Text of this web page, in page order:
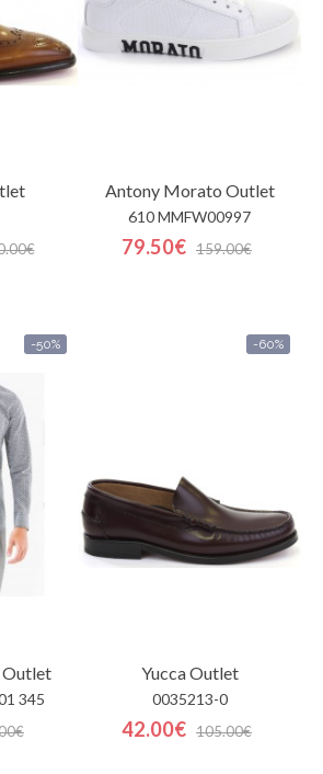
Antony Morato Outlet
610 MMFW00997
79.50€ 159.00€
-50%
Outlet
345
-60%
YuccaOutlet
0035213-0
42.00€ 105.00€